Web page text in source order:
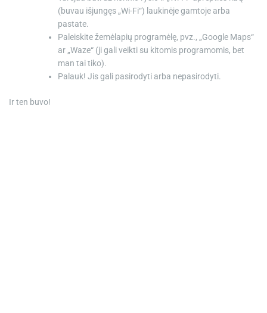
(buvau išjungęs „Wi-Fi“) laukinėje gamtoje arba
pastate.
Paleiskite žemėlapių programėlę, pvz., „Google Maps“
ar „Waze“ (ji gali veikti su kitomis programomis, bet
man tai tiko).
Palauk! Jis gali pasirodyti arba nepasirodyti.
Ir ten buvo!